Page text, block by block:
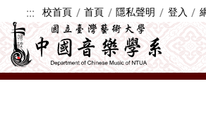
跳到主要內容
::: 校首頁 首頁 隱私聲明 登入